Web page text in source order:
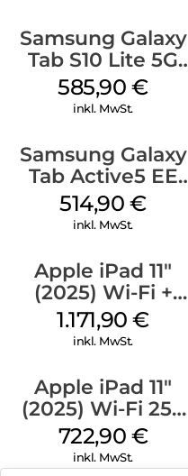
Samsung Galaxy
Tab S10 Lite 5G
256 GB Gray
585,90€
inkl. MwSt.
Samsung Galaxy
Tab Active5 EE
Wi-Fi 128 GB black
514,90€
inkl. MwSt.
Apple iPad 11″
(2025) Wi-Fi +
Cellular 512 GB
Pink
1.171,90€
inkl. MwSt.
Apple iPad 11″
(2025) Wi-Fi 256
GB Silber
722,90 €
inkl. MwSt.